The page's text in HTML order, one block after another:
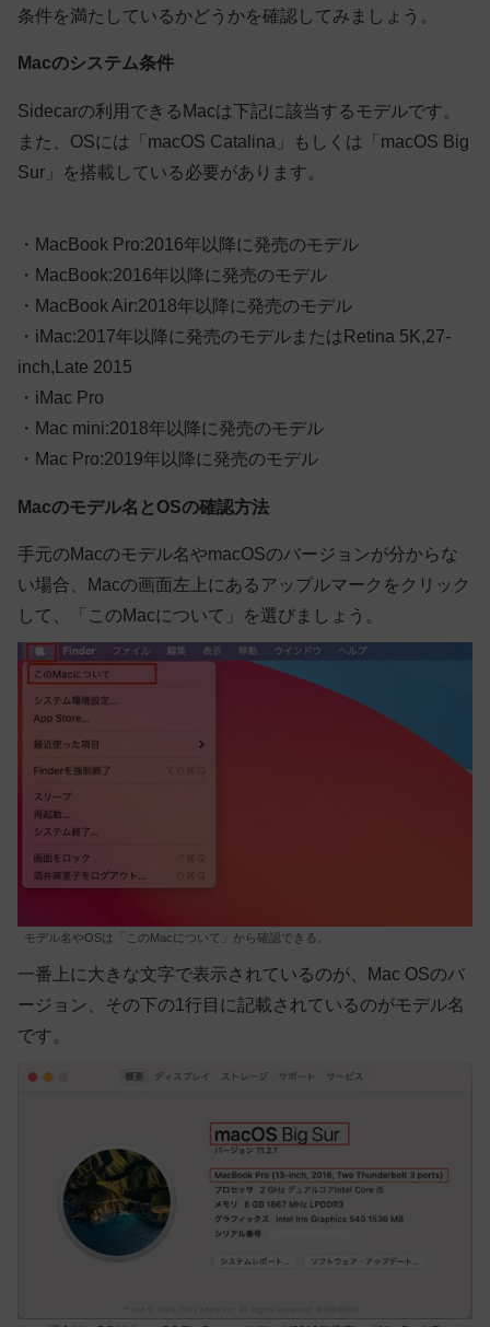
条件を満たしているかどうかを確認してみましょう。
Macのシステム条件
Sidecarの利用できるMacは下記に該当するモデルです。
また、OSには「macOS Catalina」もしくは「macOS Big
Sur」を搭載している必要があります。
・MacBook Pro:2016年以降に発売のモデル
・MacBook:2016年以降に発売のモデル
・MacBook Air:2018年以降に発売のモデル
・iMac:2017年以降に発売のモデルまたはRetina 5K,27-
inch,Late 2015
・iMac Pro
・Mac mini:2018年以降に発売のモデル
・Mac Pro:2019年以降に発売のモデル
Macのモデル名とOSの確認方法
手元のMacのモデル名やmacOSのバージョンが分からな
い場合、Macの画面左上にあるアップルマークをクリック
して、「このMacについて」を選びましょう。
モデル名やOSは「このMacについて」から確認できる。
一番上に大きな文字で表示されているのが、Mac OSのバ
ージョン、その下の1行目に記載されているのがモデル名
です。